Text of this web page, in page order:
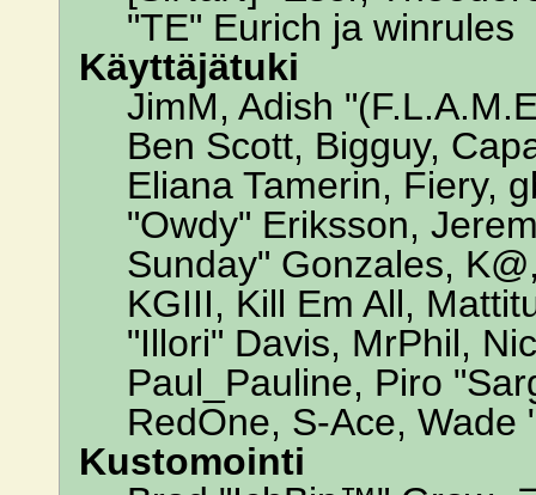
"TE" Eurich ja winrules
Käyttäjätuki
JimM, Adish
Ben Scott, Bigguy,
Eliana Tamerin, Fiery,
"Owdy" Eriksson,
Sunday" Gonzales,
KGIII, Kill Em All,
"Illori" Davis, MrPhil,
Paul_Pauline, Piro
RedOne, S-Ace,
Kustomointi